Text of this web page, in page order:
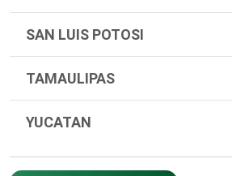
SAN LUIS POTOSI
TAMAULIPAS
YUCATAN